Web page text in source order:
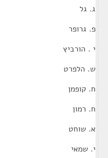
ג. גל
פ. גרופר
י . הורביץ
ש. הלפרט
ח. קופמן
ח. רמון
א. שוחט
י. שמאי